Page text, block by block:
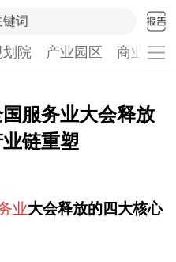
词
划院 产业园区 商业计
服务业大会释放
链重塑
业大会释放的四大核心